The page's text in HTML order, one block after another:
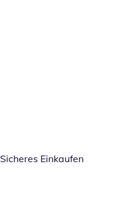
Sicheres Einkaufen